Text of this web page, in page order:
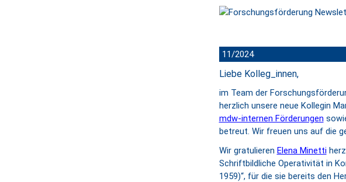
11/2024
Liebe Kolleg_innen,
im Team der
herzlich unsere neue Kollegin
mdw-internen Förderungen
betreut. Wir freuen uns auf die
Wir gratulieren Elena Minetti
Schriftbildliche Operativität in
1959)“, für die sie bereits den